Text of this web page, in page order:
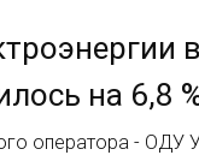
на 6,8
оператора - ОДУ